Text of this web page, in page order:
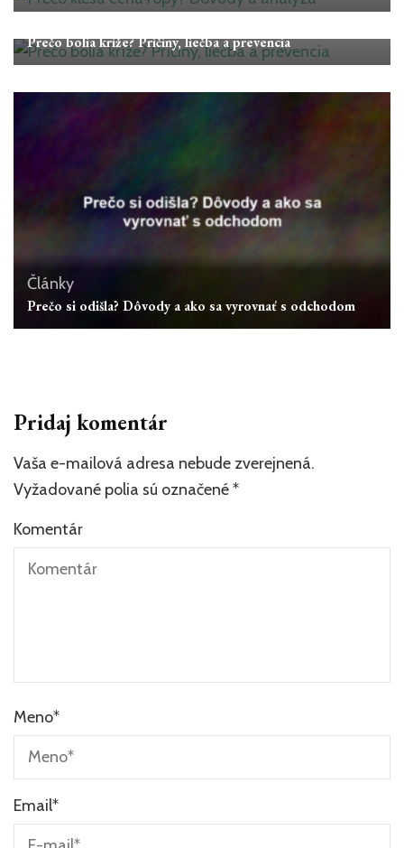
Prečo bolia kríže? Príčiny, liečba a prevencia
Články
Prečo si odišla? Dôvody a ako sa vyrovnať s odchodom
Pridaj komentár
Vaša e-mailová adresa nebude zverejnená.
Vyžadované polia sú označené*
Komentár
Meno*
Email*